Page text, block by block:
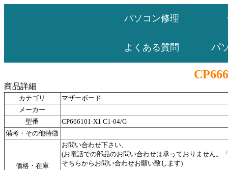
パソコン修理
よくある質問 パ
商品詳細
カテゴリ
マザーボード
メーカー
型番
CP666101-X1 C1-04/G
備考・その他特徴
価格・在庫
お問い合わせ下さい。
(お電話での部品のお問い合わせは承っておりません。
そちらからお問い合わせお願い致します)